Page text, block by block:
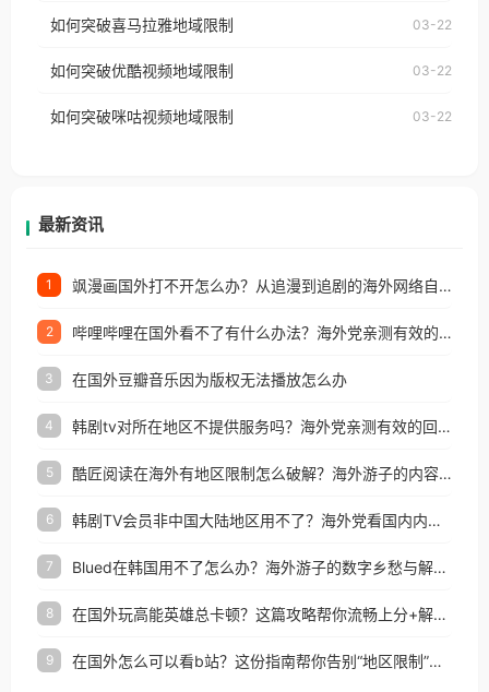
台湾、美国、加拿大、澳大利亚、欧洲等国家和地区
权限制所困扰。
国、加拿大、澳大利亚、欧洲等国家和地区时，网易
制问题，且仅能在中国大陆地区播放。 遇到这个问题
户收听网易云音乐地区版权限制」的问题，无论人在
如何突破喜马拉雅地域限制 03-22
如何突破优酷视频地域限制 03-22
如何突破咪咕视频地域限制 03-22
最新资讯
1 飒漫画国外打不开怎么办？从追漫到追剧的海外网络自由之路
2 哔哩哔哩在国外看不了有什么办法？海外党亲测有效的回国加速解决方案
3 在国外豆瓣音乐因为版权无法播放怎么办
4 韩剧tv对所在地区不提供服务吗？海外党亲测有效的回国加速解决方案
5 酷匠阅读在海外有地区限制怎么破解？海外游子的内容归乡路
6 韩剧TV会员非中国大陆地区用不了？海外党看国内内容的加速器选择指南
7 Blued在韩国用不了怎么办？海外游子的数字乡愁与解决方案
8 在国外玩高能英雄总卡顿？这篇攻略帮你流畅上分+解锁国内影音自由
9 在国外怎么可以看b站？这份指南帮你告别“地区限制”的烦恼